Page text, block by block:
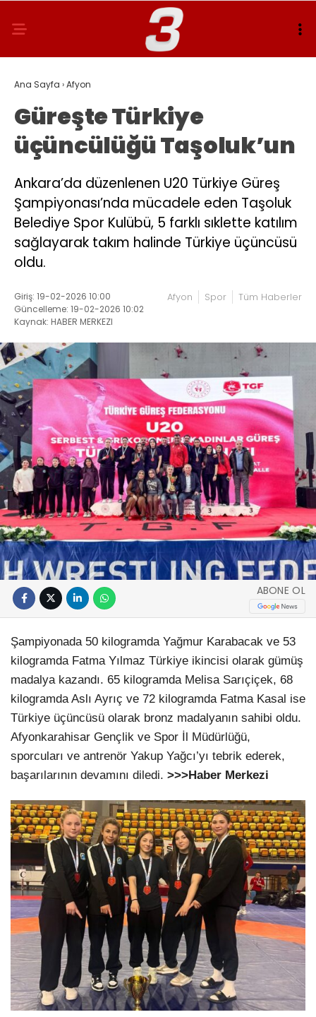
Ana Sayfa ›Afyon
Güreşte Türkiye
üçüncülüğü Taşoluk’un
Ankara’da düzenlenen U20 Türkiye Güreş
Şampiyonası’nda mücadele eden Taşoluk
Belediye Spor Kulübü, 5 farklı sıklette katılım
sağlayarak takım halinde Türkiye üçüncüsü
oldu.
Giriş: 19-02-2026 10:00
Güncelleme: 19-02-2026 10:02
Kaynak: HABER MERKEZI
Afyon Spor Tüm Haberler
ABONE OL
Şampiyonada 50 kilogramda Yağmur Karabacak ve 53
kilogramda Fatma Yılmaz Türkiye ikincisi olarak gümüş
madalya kazandı. 65 kilogramda Melisa Sarıçiçek, 68
kilogramda Aslı Ayrıç ve 72 kilogramda Fatma Kasal ise
Türkiye üçüncüsü olarak bronz madalyanın sahibi oldu.
Afyonkarahisar Gençlik ve Spor İl Müdürlüğü,
sporcuları ve antrenör Yakup Yağcı’yı tebrik ederek,
başarılarının devamını diledi. >>>Haber Merkezi